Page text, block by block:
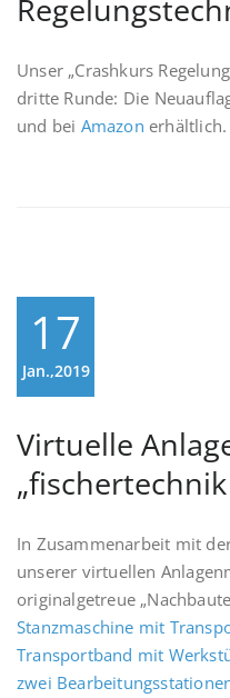
Unser „Crashkurs
dritte Runde: Die
und bei Amazon erhältlich.
17
Jan.,2019
Virtuelle
In Zusammenarbeit mit
unserer virtuellen
originalgetreue
Stanzmaschine mit
Transportband mit
zwei